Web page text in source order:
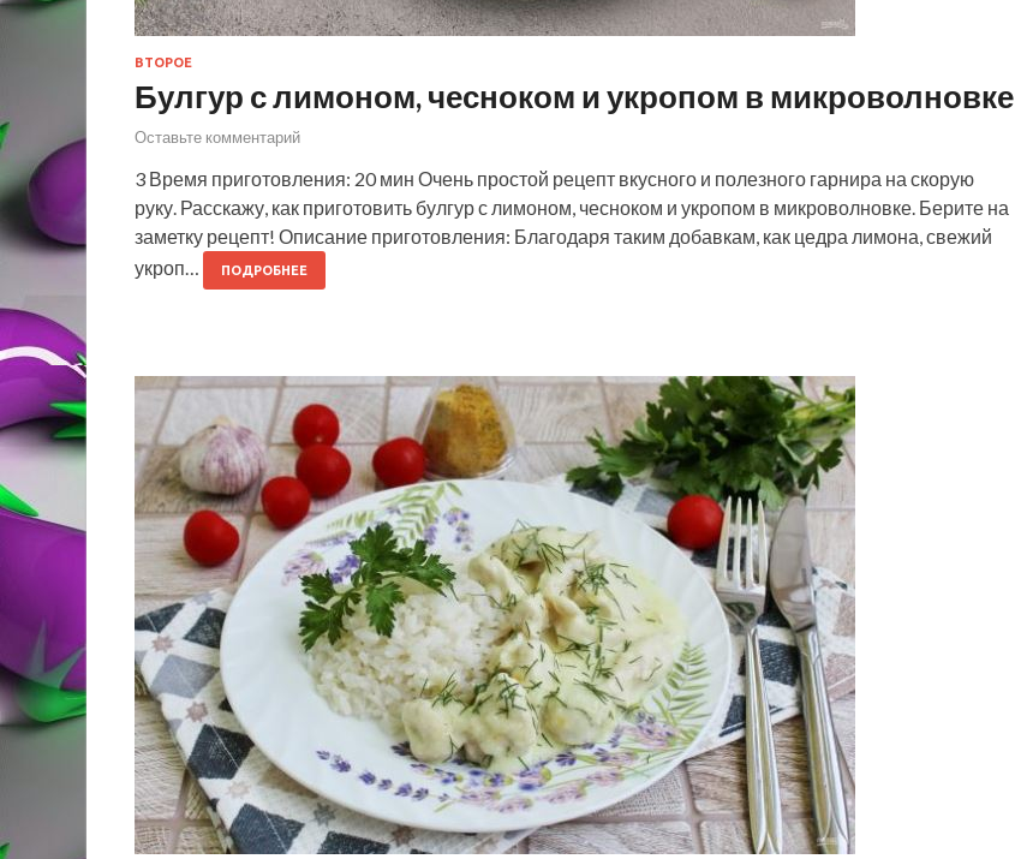
ВТОРОЕ
Булгур с лимоном, чесноком и укропом в микроволновке
Оставьте комментарий
3 Время приготовления: 20 мин Очень простой рецепт вкусного и полезного гарнира на скорую
руку. Расскажу, как приготовить булгур с лимоном, чесноком и укропом в микроволновке. Берите на
заметку рецепт! Описание приготовления: Благодаря таким добавкам, как цедра лимона, свежий
укроп…
ПОДРОБНЕЕ